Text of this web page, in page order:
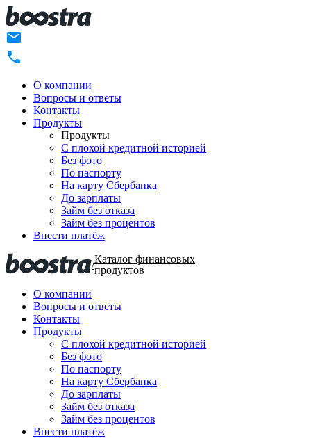
О компании
Вопросы и ответы
Контакты
Продукты
Продукты
C плохой кредитной историей
Без фото
По паспорту
На карту Сбербанка
До зарплаты
Займ без отказа
Займ без процентов
Внести платёж
/Каталог финансовых
продуктов
О компании
Вопросы и ответы
Контакты
Продукты
C плохой кредитной историей
Без фото
По паспорту
На карту Сбербанка
До зарплаты
Займ без отказа
Займ без процентов
Внести платёж